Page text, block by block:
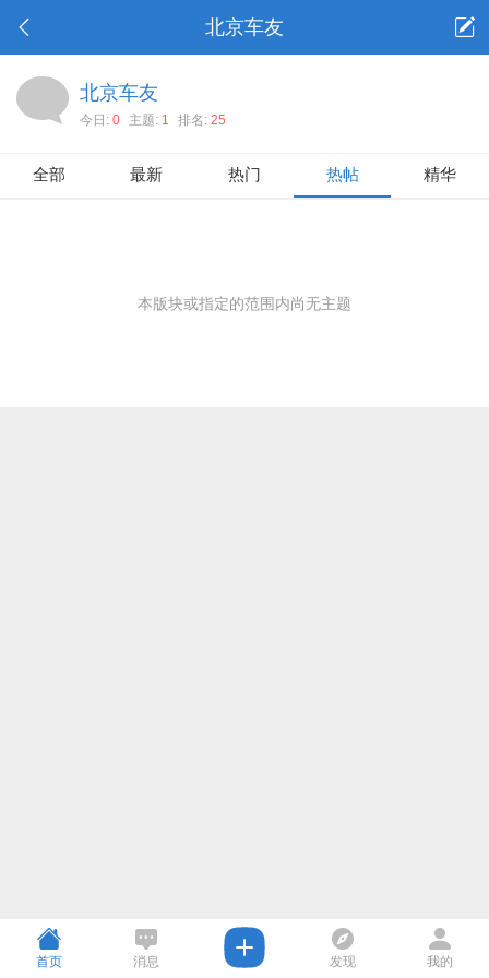
北京车友
北京车友
今日: 0 主题: 1 排名: 25
全部 最新 热门 热帖 精华
本版块或指定的范围内尚无主题
首页 消息 发现 我的